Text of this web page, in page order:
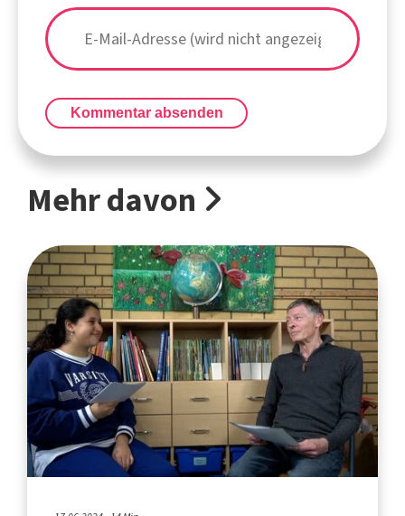
Kommentar absenden
Mehr davon